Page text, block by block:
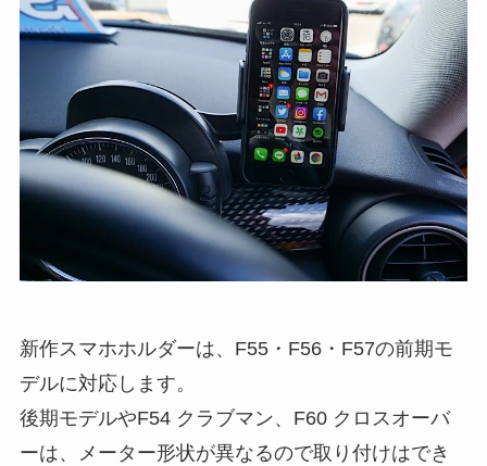
新作スマホホルダーは、F55・F56・F57の前期モ
デルに対応します。
後期モデルやF54 クラブマン、F60 クロスオーバ
ーは、メーター形状が異なるので取り付けはでき